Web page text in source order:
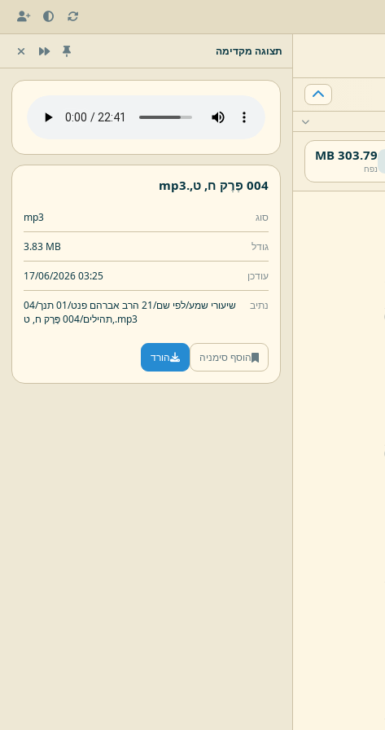
303.79 MB
נפח
תצוגה מקדימה
004 פֶּרֶק ח, ט,.
mp3
סוג mp3
גודל 3.83 MB
עודכן 17/06/2026 03:25
נתיב שיעורי שמע/לפי שם/21 הרב אברהם פנט/ 01 תנך/
04
תהילים/004 פֶּרֶק ח, ט,.mp3
הוסף סימניה הורד